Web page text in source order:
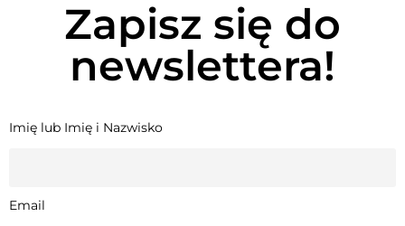
Zapisz się do
newslettera!
Imię lub Imię i Nazwisko
Email